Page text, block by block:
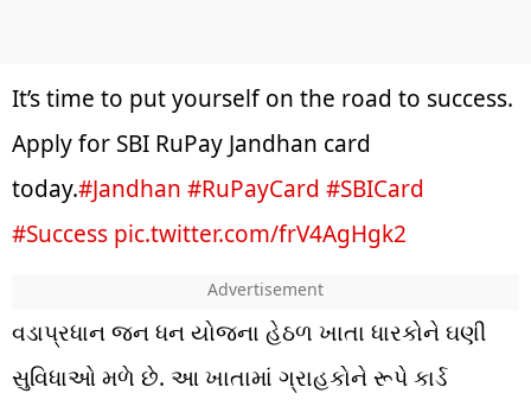
It’s time to put yourself on the road to success.
Apply for SBI RuPay Jandhan card
today.#Jandhan #RuPayCard #SBICard
#Success pic.twitter.com/frV4AgHgk2
વડાપ્રધાન જન ધન યોજના હેઠળ ખાતા ધારકોને ઘણી
સુવિધાઓ મળે છે. આ ખાતામાં ગ્રાહકોને રૂપે કાર્ડ